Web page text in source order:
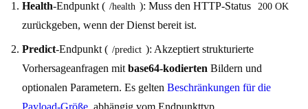
Health-Endpunkt ( /health ): Muss den HTTP-Status 200 OK
zurückgeben, wenn der Dienst bereit ist.
Predict-Endpunkt ( /predict ): Akzeptiert strukturierte
Vorhersageanfragen mit base64-kodierten Bildern und
optionalen Parametern. Es gelten Beschränkungen für die